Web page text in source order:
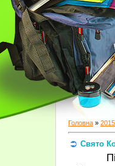
Головна » 2015
Свято
Після